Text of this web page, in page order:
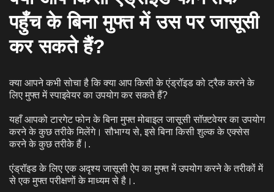
पहुँच के बिना मुफ्त में उस पर जासूसी
कर सकते हैं?
क्या आपने कभी सोचा है कि क्या आप किसी के एंड्रॉइड को ट्रैक करने के
लिए मुफ्त में स्पाइवेयर का उपयोग कर सकते हैं?
यहाँ आपको टारगेट फोन के बिना मुफ्त मोबाइल जासूसी सॉफ़्टवेयर का उपयोग
करने के कुछ तरीके मिलेंगे। सौभाग्य से, इसे बिना किसी शुल्क के एक्सेस
करने के कुछ तरीके हैं।.
एंड्रॉइड के लिए एक अदृश्य जासूसी ऐप का मुफ्त में उपयोग करने के तरीकों में
से एक मुफ्त परीक्षणों के माध्यम से है।.